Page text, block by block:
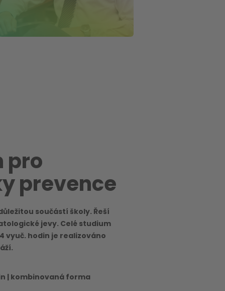
pro
prevence
součástí školy. Řeší
jevy. Celé studium
vyuč. hodin je realizováno
| kombinovaná forma